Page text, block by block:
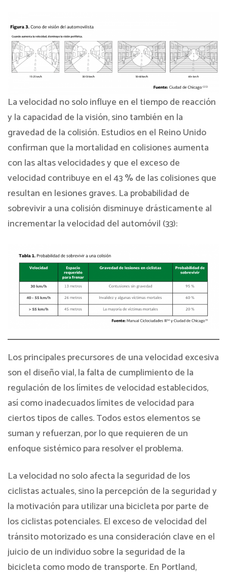
La velocidad no solo influye en el tiempo de reacción
y la capacidad de la visión, sino también en la
gravedad de la colisión. Estudios en el Reino Unido
confirman que la mortalidad en colisiones aumenta
con las altas velocidades y que el exceso de
velocidad contribuye en el 43 % de las colisiones que
resultan en lesiones graves. La probabilidad de
sobrevivir a una colisión disminuye drásticamente al
incrementar la velocidad del automóvil (33):
Los principales precursores de una velocidad excesiva
son el diseño vial, la falta de cumplimiento de la
regulación de los límites de velocidad establecidos,
así como inadecuados límites de velocidad para
ciertos tipos de calles. Todos estos elementos se
suman y refuerzan, por lo que requieren de un
enfoque sistémico para resolver el problema.
La velocidad no solo afecta la seguridad de los
ciclistas actuales, sino la percepción de la seguridad y
la motivación para utilizar una bicicleta por parte de
los ciclistas potenciales. El exceso de velocidad del
tránsito motorizado es una consideración clave en el
juicio de un individuo sobre la seguridad de la
bicicleta como modo de transporte. En Portland,